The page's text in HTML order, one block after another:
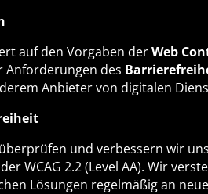
auf den Vorgaben derWeb
Anforderungen des
Anbieter von digitalen
und verbessern wir
WCAG 2.2 (Level AA). Wir
Lösungen regelmäßig an